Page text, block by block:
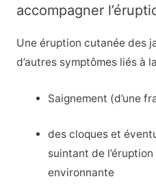
accompagner
Une éruption cutanée des
d’autres symptômes liés à
Saignement (d’une
des cloques et
suintant de
environnante